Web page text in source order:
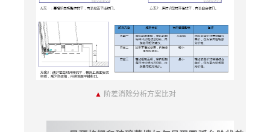
▲ 阶差消除分析方案比对